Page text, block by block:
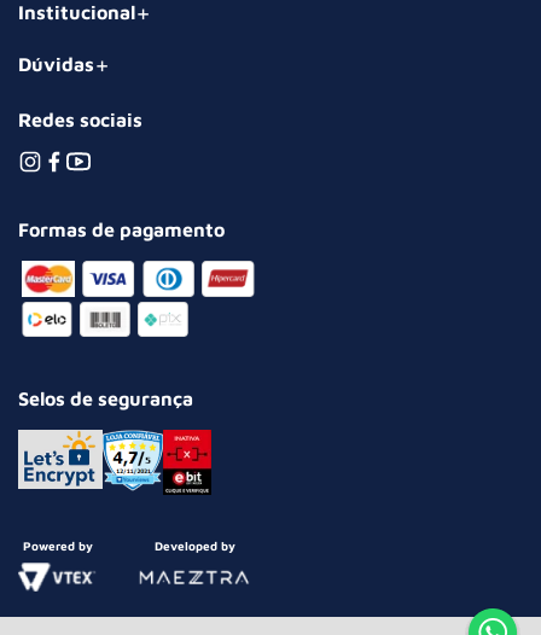
Institucional
Dúvidas
Redes sociais
Formas de pagamento
Selos de segurança
Powered by Developed by